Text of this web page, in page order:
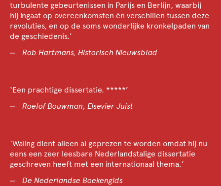
turbulente gebeurtenissen in Parijs en Berlijn, waarbij
hij ingaat op overeenkomsten én verschillen tussen deze
revoluties, en op de soms wonderlijke kronkelpaden van
de geschiedenis.’
Rob Hartmans, Historisch Nieuwsblad
‘Een prachtige dissertatie. *****’
Roelof Bouwman, Elsevier Juist
‘Waling dient alleen al geprezen te worden omdat hij nu
eens een zeer leesbare Nederlandstalige dissertatie
geschreven heeft met een internationaal thema.’
De Nederlandse Boekengids